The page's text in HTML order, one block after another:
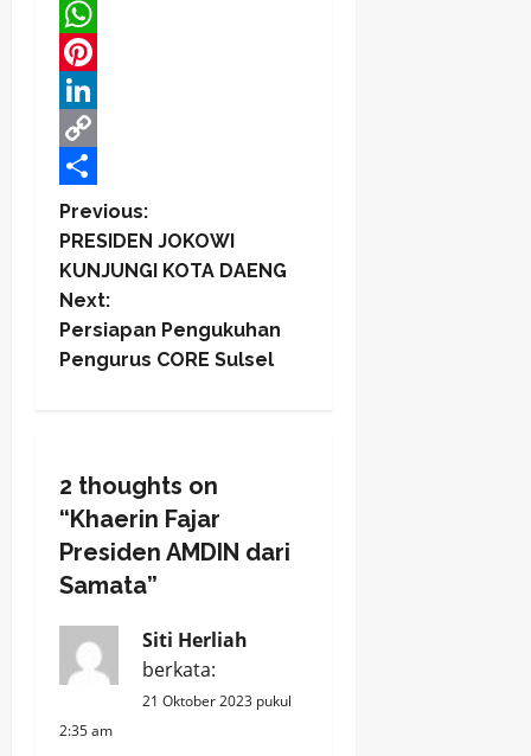
Twitter
WhatsApp
Pinterest
LinkedIn
Copy
Link
Share
P
o
s
t
a
v
i
g
a
t
Previous:
PRESIDEN JOKOWI
KUNJUNGI KOTA DAENG
Next:
Persiapan Pengukuhan
Pengurus CORE Sulsel
2 thoughts on
“Khaerin Fajar
Presiden AMDIN dari
Samata”
Siti Herliah
berkata:
21 Oktober 2023 pukul
2:35 am